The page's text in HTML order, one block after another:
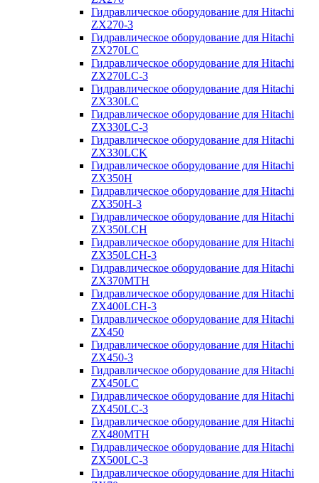
Гидравлическое оборудование для Hitachi
ZX270-3
Гидравлическое оборудование для Hitachi
ZX270LC
Гидравлическое оборудование для Hitachi
ZX270LC-3
Гидравлическое оборудование для Hitachi
ZX330LC
Гидравлическое оборудование для Hitachi
ZX330LC-3
Гидравлическое оборудование для Hitachi
ZX330LCK
Гидравлическое оборудование для Hitachi
ZX350H
Гидравлическое оборудование для Hitachi
ZX350H-3
Гидравлическое оборудование для Hitachi
ZX350LCH
Гидравлическое оборудование для Hitachi
ZX350LCH-3
Гидравлическое оборудование для Hitachi
ZX370MTH
Гидравлическое оборудование для Hitachi
ZX400LCH-3
Гидравлическое оборудование для Hitachi
ZX450
Гидравлическое оборудование для Hitachi
ZX450-3
Гидравлическое оборудование для Hitachi
ZX450LC
Гидравлическое оборудование для Hitachi
ZX450LC-3
Гидравлическое оборудование для Hitachi
ZX480MTH
Гидравлическое оборудование для Hitachi
ZX500LC-3
Гидравлическое оборудование для Hitachi